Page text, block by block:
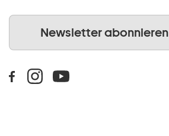
Newsletter abonnieren